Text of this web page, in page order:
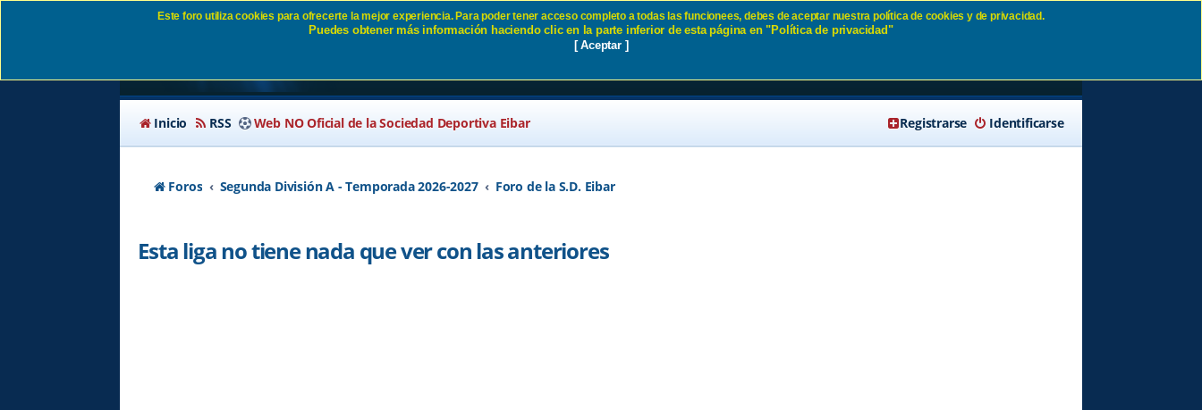
Esta liga no tiene nada que ver con las anteriores SD Eibar
Inicio RSS Web NO Oficial de la Sociedad Deportiva Eibar Identificarse
Registrarse
Foros Segunda División A - Temporada 2026-2027 Foro de la S.D. Eibar
Esta liga no tiene nada que ver con las anteriores
Este foro utiliza cookies para ofrecerte la mejor experiencia. Para poder tener acceso completo a todas las funcionees, debes de aceptar nuestra política de cookies y de privacidad.
Puedes obtener más información haciendo clic en la parte inferior de esta página en "Política de privacidad"
[ Aceptar ]